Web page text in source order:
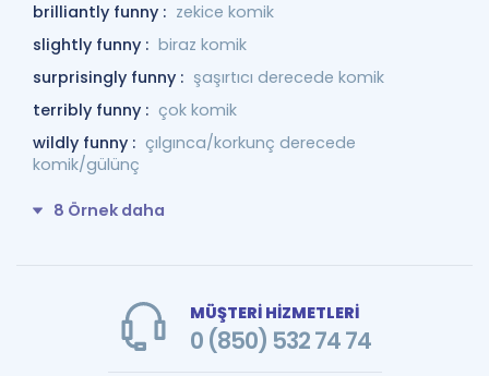
brilliantly funny : zekice komik
slightly funny : biraz komik
surprisingly funny : şaşırtıcı derecede komik
terribly funny : çok komik
wildly funny : çılgınca/korkunç derecede
komik/gülünç
8 Örnek daha
MÜŞTERİ HİZMETLERİ
0 (850) 532 74 74